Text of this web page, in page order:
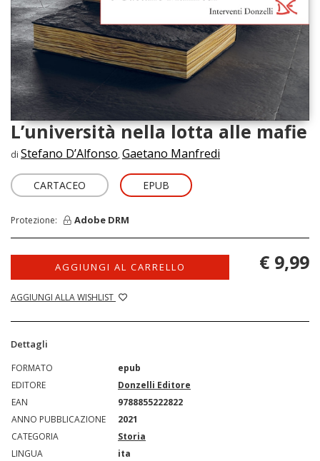
L’università nella lotta alle mafie
di Stefano D’Alfonso, Gaetano Manfredi
CARTACEO EPUB
Protezione: Adobe DRM
AGGIUNGI AL CARRELLO
AGGIUNGI ALLA WISHLIST
€ 9,99
Dettagli
FORMATO
epub
EDITORE
Donzelli Editore
EAN
9788855222822
ANNO PUBBLICAZIONE
2021
CATEGORIA
Storia
LINGUA
ita